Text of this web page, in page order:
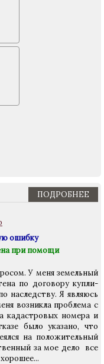
ПОДРОБНЕЕ
ошибку
при помощи
У меня земельный
по договору купли-
наследству. Я являюсь
возникла проблема с
кадастровых номера и
было указано, что
на положительный
за мое дело все